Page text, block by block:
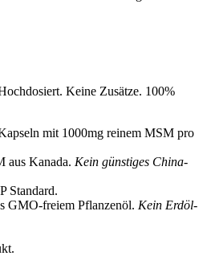
Keine Zusätze. 100%
mit 1000mg reinem MSM pro
aus Kanada. Kein günstiges China-
Standard.
GMO-freiem Pflanzenöl. Kein Erdöl-